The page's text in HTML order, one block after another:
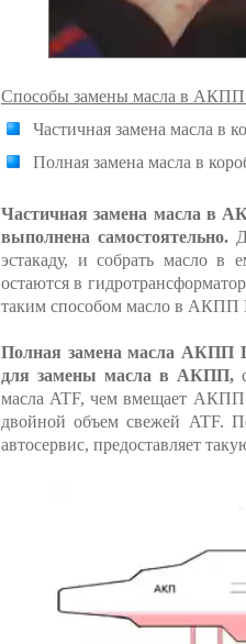
Способы замены масла в АКПП
Частичная замена масла в
Полная замена масла в
Частичная замена масла в
выполнена самостоятельно.
эстакаду, и собрать масло в
остаются в
таким способом масло в АКПП
Полная замена масла АКПП
для замены масла в АКПП,
масла ATF, чем вмещает АКПП
двойной объем свежей ATF.
автосервис, предоставляет